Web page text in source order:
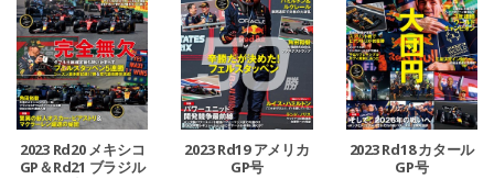
2023 Rd20 メキシコ
GP＆Rd21 ブラジル
2023 Rd19 アメリカ
GP号
2023 Rd18 カタール
GP号